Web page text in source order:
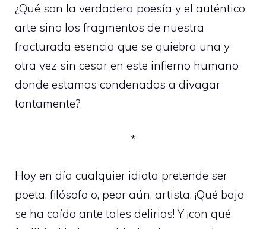
¿Qué son la verdadera poesía y el auténtico
arte sino los fragmentos de nuestra
fracturada esencia que se quiebra una y
otra vez sin cesar en este infierno humano
donde estamos condenados a divagar
tontamente?
*
Hoy en día cualquier idiota pretende ser
poeta, filósofo o, peor aún, artista. ¡Qué bajo
se ha caído ante tales delirios! Y ¡con qué